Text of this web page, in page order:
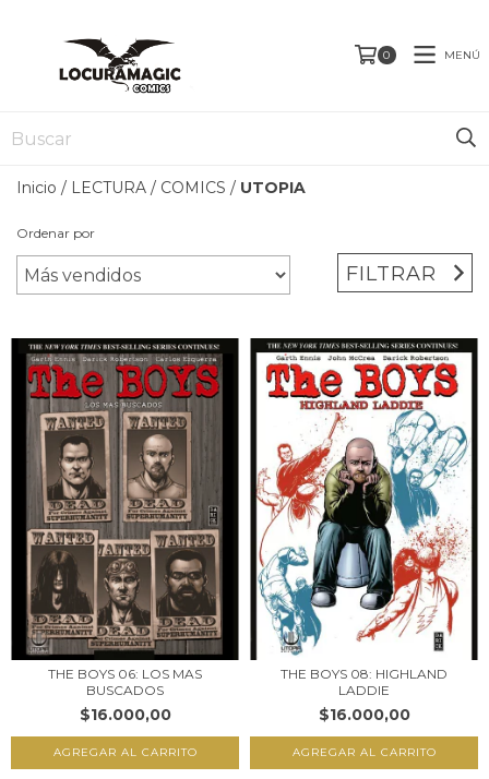
0 MENÚ
Inicio / LECTURA / COMICS / UTOPIA
Ordenar por
FILTRAR
THE BOYS 06: LOS MAS
BUSCADOS
$16.000,00
THE BOYS 08: HIGHLAND
LADDIE
$16.000,00